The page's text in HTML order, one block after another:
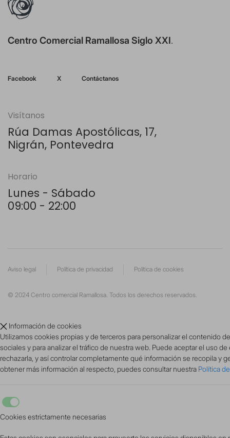
Centro Comercial Ramallosa Siglo XXI.
Facebook X Contáctanos
Visítanos
Rúa Damas Apostólicas, 17,
Nigrán, Pontevedra
Horario
Lunes - Sábado
09:00 - 22:00
Aviso legal Política de privacidad Política de cookies
© 2024 Centro comercial Ramallosa. Todos los derechos reservados.
Información de cookies
Utilizamos cookies propias y de terceros para personalizar el contenido
sociales y para analizar el tráfico de nuestra web. Puede aceptar el uso
rechazarla, y así controlar completamente qué información se recopila y
obtener más información al respecto, puedes consultar nuestra Política
Cookies estrictamente necesarias